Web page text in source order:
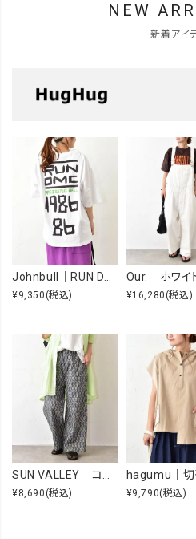
NEW
新着アイ
Johnbull｜RUN DMC RAISING HELL Tee [[JT263C39]][C]
¥9,350 (税込) ¥16,280 (税込)
¥8,690 (税込) ¥9,790(税込)